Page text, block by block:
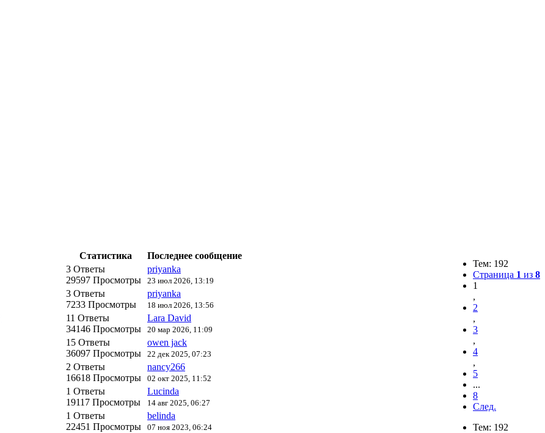
Тем: 192
Страница 1 из 8
1
,
2
,
3
,
4
,
5
...
8
След.
Тем: 192
Статистика
Последнее сообщение
3 Ответы
29597 Просмотры
priyanka
23 июл 2026, 13:19
3 Ответы
7233 Просмотры
priyanka
18 июл 2026, 13:56
11 Ответы
34146 Просмотры
Lara David
20 мар 2026, 11:09
15 Ответы
36097 Просмотры
owen jack
22 дек 2025, 07:23
2 Ответы
16618 Просмотры
nancy266
02 окт 2025, 11:52
1 Ответы
19117 Просмотры
Lucinda
14 авг 2025, 06:27
1 Ответы
22451 Просмотры
belinda
07 ноя 2023, 06:24